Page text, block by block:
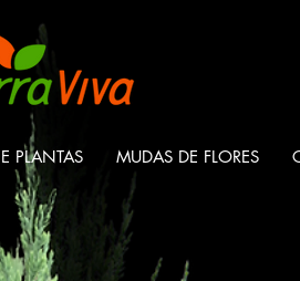
PLANTAS MUDAS DE FLORES